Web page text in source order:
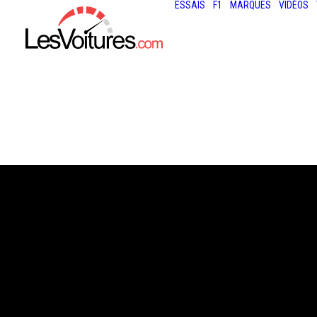
ESSAIS F1 MARQUES VIDÉOS